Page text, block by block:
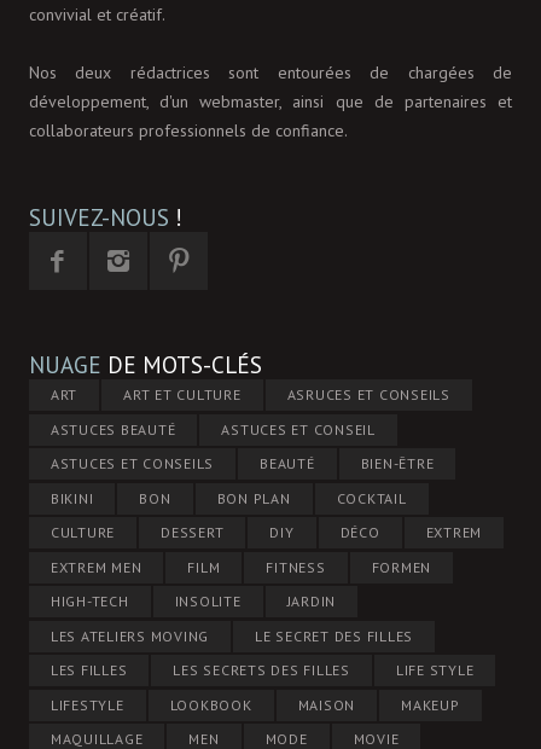
convivial et créatif.
Nos deux rédactrices sont entourées de chargées de
développement, d'un webmaster, ainsi que de partenaires et
collaborateurs professionnels de confiance.
SUIVEZ-NOUS !
NUAGE DE MOTS-CLÉS
ART ART ET CULTURE
ASRUCES ET CONSEILS
ASTUCES BEAUTÉ
ASTUCES ET CONSEIL
ASTUCES ET CONSEILS
BEAUTÉ
BIEN-ÊTRE
BIKINI
BON BON PLAN
COCKTAIL
CULTURE
DESSERT DIY DÉCO
EXTREM
EXTREM MEN
FILM FITNESS
FORMEN
HIGH-TECH
INSOLITE
JARDIN
LES ATELIERS MOVING
LE SECRET DES FILLES
LES FILLES
LES SECRETS DES FILLES
LIFE STYLE
LIFESTYLE
LOOKBOOK MAISON
MAKEUP
MAQUILLAGE
MEN MODE MOVIE